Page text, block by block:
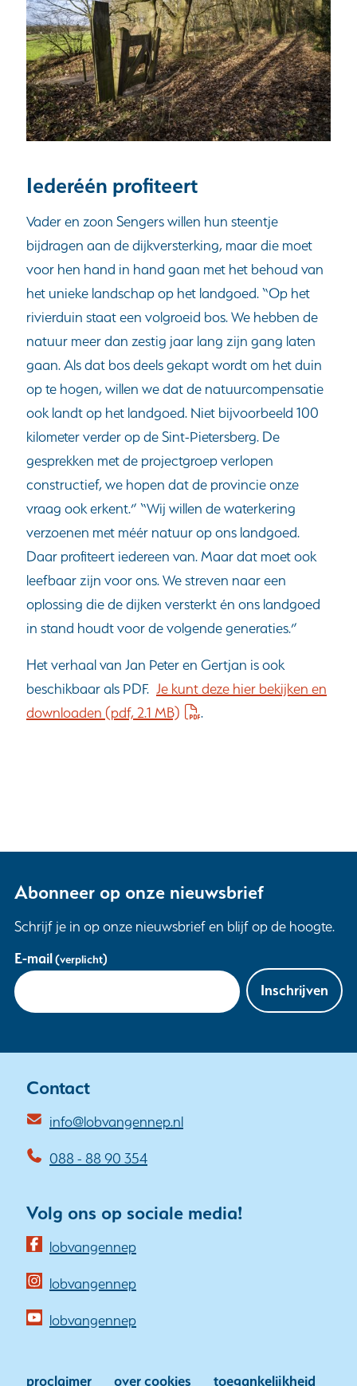
Iederéén profiteert
Vader en zoon Sengers willen hun steentje
bijdragen aan de dijkversterking, maar die moet
voor hen hand in hand gaan met het behoud van
het unieke landschap op het landgoed. “Op het
rivierduin staat een volgroeid bos. We hebben de
natuur meer dan zestig jaar lang zijn gang laten
gaan. Als dat bos deels gekapt wordt om het duin
op te hogen, willen we dat de natuurcompensatie
ook landt op het landgoed. Niet bijvoorbeeld 100
kilometer verder op de Sint-Pietersberg. De
gesprekken met de projectgroep verlopen
constructief, we hopen dat de provincie onze
vraag ook erkent.” “Wij willen de waterkering
verzoenen met méér natuur op ons landgoed.
Daar profiteert iedereen van. Maar dat moet ook
leefbaar zijn voor ons. We streven naar een
oplossing die de dijken versterkt én ons landgoed
in stand houdt voor de volgende generaties.”
Het verhaal van Jan Peter en Gertjan is ook
beschikbaar als PDF. Je kunt deze hier bekijken en
downloaden (pdf, 2.1 MB) .
Abonneer op onze nieuwsbrief
Schrijf je in op onze nieuwsbrief en blijf op de hoogte.
Uw
gegevens
E-mail(verplicht)
Inschrijven
Contact
info@lobvangennep.nl
088 - 88 90 354
Volg ons op sociale media!
lobvangennep(opent
nieuw
venster)
lobvangennep(opent
nieuw
(verwijst
lobvangennep(opent
proclaimer over cookies toegankelijkheid